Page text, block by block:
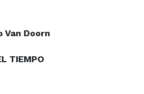
Van Doorn
TIEMPO